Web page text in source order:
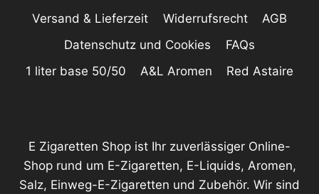
Versand & Lieferzeit Widerrufsrecht
AGB
Datenschutz und Cookies
FAQs
1 liter base 50/50
A&L Aromen Red Astaire
E Zigaretten Shop ist Ihr zuverlässiger Online-
Shop rund um E-Zigaretten, E-Liquids, Aromen,
Salz, Einweg-E-Zigaretten und Zubehör. Wir sind